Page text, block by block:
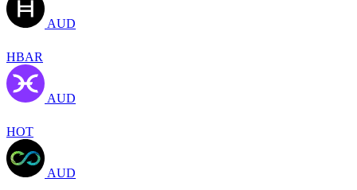
AUD
HBAR
AUD
HOT
AUD